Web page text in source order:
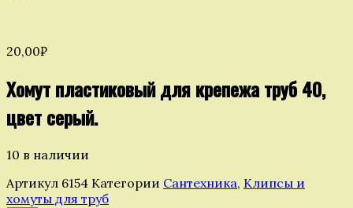
20,00₽
Хомут пластиковый для крепежа труб 40,
цвет серый.
10 в наличии
Артикул 6154 Категории Сантехника, Клипсы и
хомуты для труб